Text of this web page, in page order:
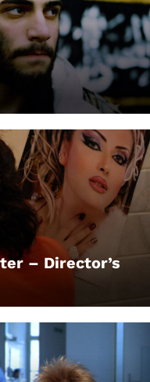
– Director’s